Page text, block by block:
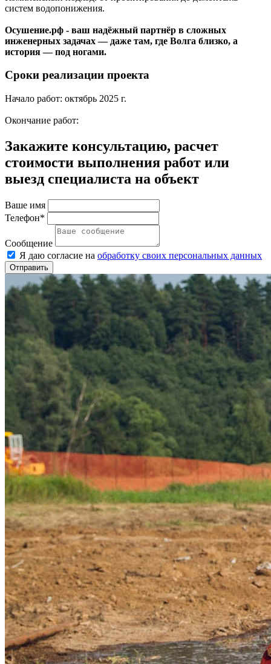
систем водопонижения.
Осушение.рф - ваш надёжный партнёр в сложных
инженерных задачах — даже там, где Волга близко, а
история — под ногами.
Сроки реализации проекта
Начало работ: октябрь 2025 г.
Окончание работ:
Закажите консультацию, расчет
стоимости выполнения работ или
выезд специалиста на объект
Ваше имя
Телефон*
Сообщение
Я даю согласие на обработку своих персональных данных
Отправить